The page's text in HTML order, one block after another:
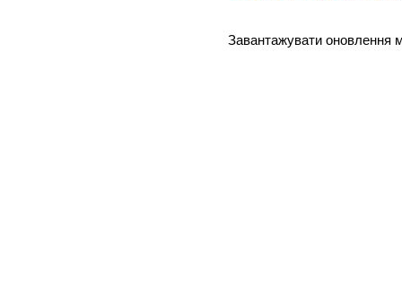
Завантажувати оновлення